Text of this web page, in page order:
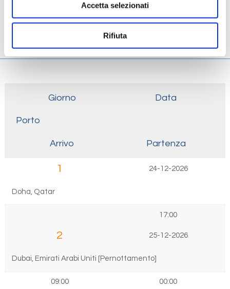
Accetta selezionati
Rifiuta
Cabine
Ponti
Giorno Data
Porto
Arrivo Partenza
1 24-12-2026
Doha, Qatar
17:00
2 25-12-2026
Dubai, Emirati Arabi Uniti [Pernottamento]
09:00 00:00